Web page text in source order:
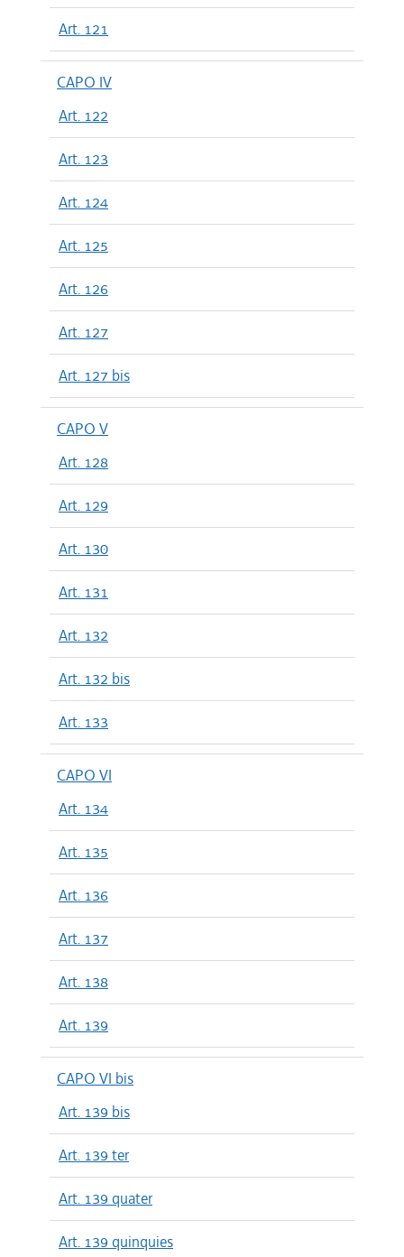
Art. 121
CAPO IV
Art. 122
Art. 123
Art. 124
Art. 125
Art. 126
Art. 127
Art. 127 bis
CAPO V
Art. 128
Art. 129
Art. 130
Art. 131
Art. 132
Art. 132 bis
Art. 133
CAPO VI
Art. 134
Art. 135
Art. 136
Art. 137
Art. 138
Art. 139
CAPO VI bis
Art. 139 bis
Art. 139 ter
Art. 139 quater
Art. 139 quinquies